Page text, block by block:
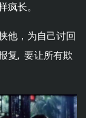
疯长。
他，为自己讨回
复, 要让所有欺